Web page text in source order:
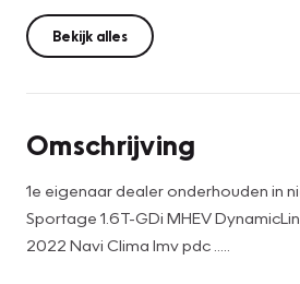
Bekijk alles
Omschrijving
1e eigenaar dealer onderhouden in
Sportage 1.6T-GDi MHEV
2022 Navi Clima lmv pdc .....